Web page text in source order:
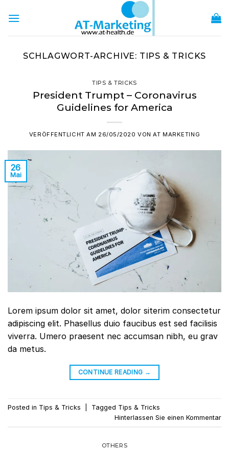
Inhalt
SCHLAGWORT-ARCHIVE: TIPS & TRICKS
TIPS & TRICKS
President Trumpt – Coronavirus
Guidelines for America
VERÖFFENTLICHT AM 26/05/2020 VONAT MARKETING
26
Mai
Lorem ipsum dolor sit amet, dolor siterim consectetur
adipiscing elit. Phasellus duio faucibus est sed facilisis
viverra. Umero praesent nec accumsan nibh, eu grav
da metus.
CONTINUE READING →
Posted in Tips & Tricks Tagged Tips & Tricks
Hinterlassen Sie einen Kommentar
OTHERS